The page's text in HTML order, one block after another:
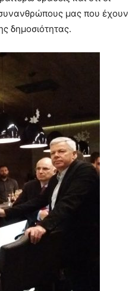
μας που έχουν
δημοσιότητας.